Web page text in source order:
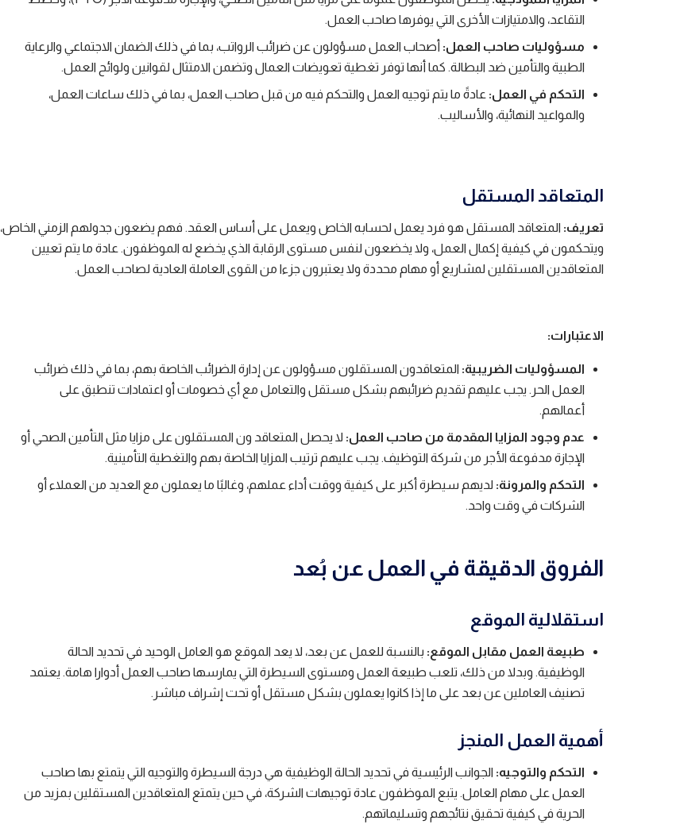
التقاعد، والامتيازات الأخرى التي يوفرها صاحب العمل.
مسؤوليات صاحب العمل: أصحاب العمل مسؤولون عن ضرائب الرواتب، بما في ذلك الضمان الاجتماعي والرعاية
الطبية والتأمين ضد البطالة. كما أنها توفر تغطية تعويضات العمال وتضمن الامتثال لقوانين ولوائح العمل.
التحكم في العمل: عادةً ما يتم توجيه العمل والتحكم فيه من قبل صاحب العمل، بما في ذلك ساعات العمل،
والمواعيد النهائية، والأساليب.
المتعاقد المستقل
تعريف: المتعاقد المستقل هو فرد يعمل لحسابه الخاص ويعمل على أساس العقد. فهم يضعون جدولهم الزمني الخاص،
ويتحكمون في كيفية إكمال العمل، ولا يخضعون لنفس مستوى الرقابة الذي يخضع له الموظفون. عادة ما يتم تعيين
المتعاقدين المستقلين لمشاريع أو مهام محددة ولا يعتبرون جزءا من القوى العاملة العادية لصاحب العمل.
الاعتبارات:
المسؤوليات الضريبية: المتعاقدون المستقلون مسؤولون عن إدارة الضرائب الخاصة بهم، بما في ذلك ضرائب
العمل الحر. يجب عليهم تقديم ضرائبهم بشكل مستقل والتعامل مع أي خصومات أو اعتمادات تنطبق على
أعمالهم.
عدم وجود المزايا المقدمة من صاحب العمل: لا يحصل المتعاقد ون المستقلون على مزايا مثل التأمين الصحي أو
الإجازة مدفوعة الأجر من شركة التوظيف. يجب عليهم ترتيب المزايا الخاصة بهم والتغطية التأمينية.
التحكم والمرونة: لديهم سيطرة أكبر على كيفية ووقت أداء عملهم، وغالبًا ما يعملون مع العديد من العملاء أو
الشركات في وقت واحد.
الفروق الدقيقة في العمل عن بُعد
استقلالية الموقع
طبيعة العمل مقابل الموقع: بالنسبة للعمل عن بعد، لا يعد الموقع هو العامل الوحيد في تحديد الحالة
الوظيفية. وبدلا من ذلك، تلعب طبيعة العمل ومستوى السيطرة التي يمارسها صاحب العمل أدوارا هامة. يعتمد
تصنيف العاملين عن بعد على ما إذا كانوا يعملون بشكل مستقل أو تحت إشراف مباشر.
أهمية العمل المنجز
التحكم والتوجيه: الجوانب الرئيسية في تحديد الحالة الوظيفية هي درجة السيطرة والتوجيه التي يتمتع بها صاحب
العمل على مهام العامل. يتبع الموظفون عادة توجيهات الشركة، في حين يتمتع المتعاقدين المستقلين بمزيد من
الحرية في كيفية تحقيق نتائجهم وتسليماتهم.